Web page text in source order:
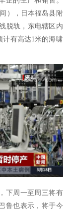
），日本福岛县附
脱轨，东电辖区内
计有高达1米的海啸
下周一至周三将有
鲁也表示，将于今